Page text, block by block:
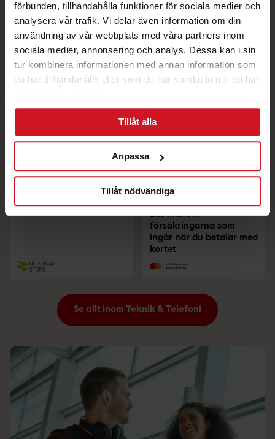
förbunden, tillhandahålla funktioner för sociala medier och
analysera vår trafik. Vi delar även information om din
användning av vår webbplats med våra partners inom
sociala medier, annonsering och analys. Dessa kan i sin
tur kombinera informationen med annan information som
du har tillhandahållit eller som de har samlat in när du har
Tillåt alla
Anpassa
Tillåt nödvändiga
dator/mobil – bra för
plånboken och miljön
månader med
Mastercard.
Effektiv ränta är 13,74 % vid
en nyttjad kredit på 20 000
(februari 2026).
Läs mer om
försäkringarna som
ingår när du betalar med
kortet
Se allt inom Teknik & Telefoni